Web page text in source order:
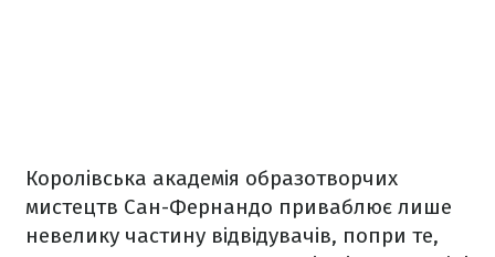
Королівська академія образотворчих
мистецтв Сан-Фернандо приваблює лише
невелику частину відвідувачів, попри те,